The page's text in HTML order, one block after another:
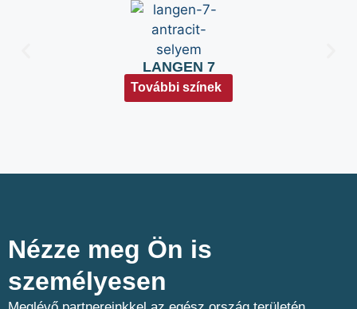
LANGEN 7
További színek
Nézze meg Ön is
személyesen​